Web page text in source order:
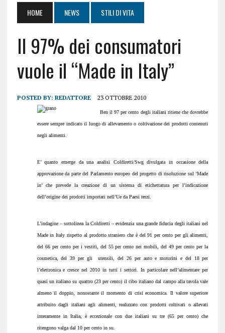
HOME NEWS STILI DI VITA
Il 97% dei consumatori
vuole il “Made in Italy”
POSTED BY: REDATTORE 23 OTTOBRE 2010
Ben il 97 per cento degli italiani ritiene che dovrebbe
essere sempre indicato il luogo di allevamento o coltivazione dei prodotti contenuti
negli alimenti.
E’ quanto emerge da una analisi Coldiretti/Swg divulgata in occasione della
approvazione da parte del Parlamento europeo del progetto di risoluzione sul ‘Made
in’ che prevede la creazione di un sistema di etichettatura per l’indicazione
dell’origine dei prodotti importati nell’Ue da Paesi terzi.
L’indagine – sottolinea la Coldiretti – evidenzia una grande fiducia degli italiani nel
Made in Italy rispetto al prodotto straniero che è del 91 per cento per gli alimenti,
del 66 per cento per i vestiti, del 55 per cento nei mobili, del 49 per cento per la
cosmetica, del 39 per gli utensili, del 26 per auto e motorini e del 18 per
l’elettronica e cresce nel 2010 in tutti i settori. In particolare nell’alimentare per
quasi un italiano su quattro (23 per cento) il cibo italiano dal campo alla tavola vale
almeno il doppio, nonostante il momento di crisi economica. Il valore superiore
attribuito dagli italiani agli alimenti, realizzato con prodotti coltivati o allevati
interamente in Italia, è eccezionale con due italiani su tre (65 per cento) che
ritengono valga dal 10 per cento in su.